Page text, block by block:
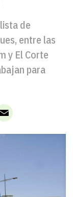
de
entre las
y El Corte
para
Email